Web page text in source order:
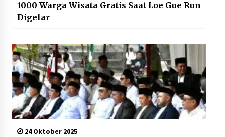
1000 Warga Wisata Gratis Saat Loe Gue Run
Digelar
24 Oktober 2025